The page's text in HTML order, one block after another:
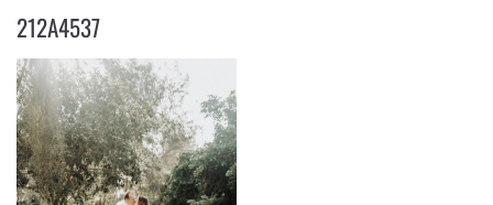
212A4537